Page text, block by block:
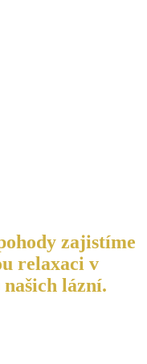
zajistíme
relaxaci v
lázní.